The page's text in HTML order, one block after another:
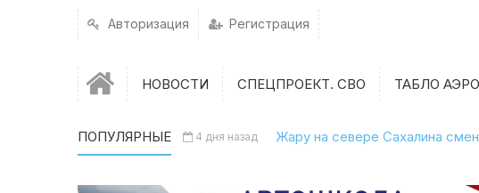
Авторизация Регистрация
НОВОСТИ СПЕЦПРОЕКТ. СВО ТАБЛО
ПОПУЛЯРНЫЕ 4 дня назад Жару на севере Сахалина